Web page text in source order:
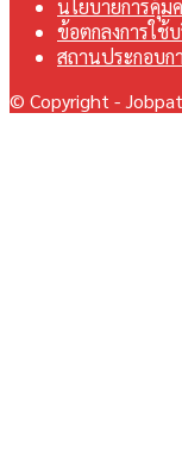
นโยบายการคุ้ม
ข้อตกลงการใช้
สถานประกอบก
© Copyright -